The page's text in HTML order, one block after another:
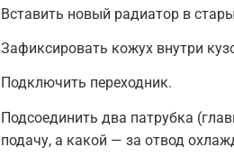
Вставить новый радиатор в
Зафиксировать кожух внутри
Подключить переходник.
Подсоединить два патрубка
подачу, а какой — за отвод